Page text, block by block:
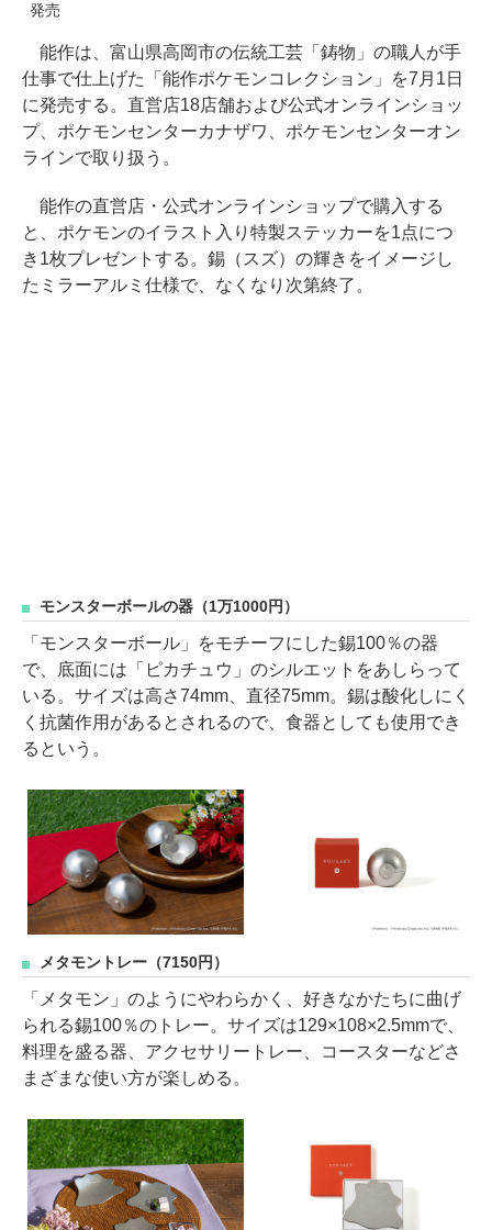
発売
能作は、富山県高岡市の伝統工芸「鋳物」の職人が手
仕事で仕上げた「能作ポケモンコレクション」を7月1日
に発売する。直営店18店舗および公式オンラインショッ
プ、ポケモンセンターカナザワ、ポケモンセンターオン
ラインで取り扱う。
能作の直営店・公式オンラインショップで購入する
と、ポケモンのイラスト入り特製ステッカーを1点につ
き1枚プレゼントする。錫（スズ）の輝きをイメージし
たミラーアルミ仕様で、なくなり次第終了。
モンスターボールの器（1万1000円）
「モンスターボール」をモチーフにした錫100％の器
で、底面には「ピカチュウ」のシルエットをあしらって
いる。サイズは高さ74mm、直径75mm。錫は酸化しにく
く抗菌作用があるとされるので、食器としても使用でき
るという。
メタモントレー（7150円）
「メタモン」のようにやわらかく、好きなかたちに曲げ
られる錫100％のトレー。サイズは129×108×2.5mmで、
料理を盛る器、アクセサリートレー、コースターなどさ
まざまな使い方が楽しめる。